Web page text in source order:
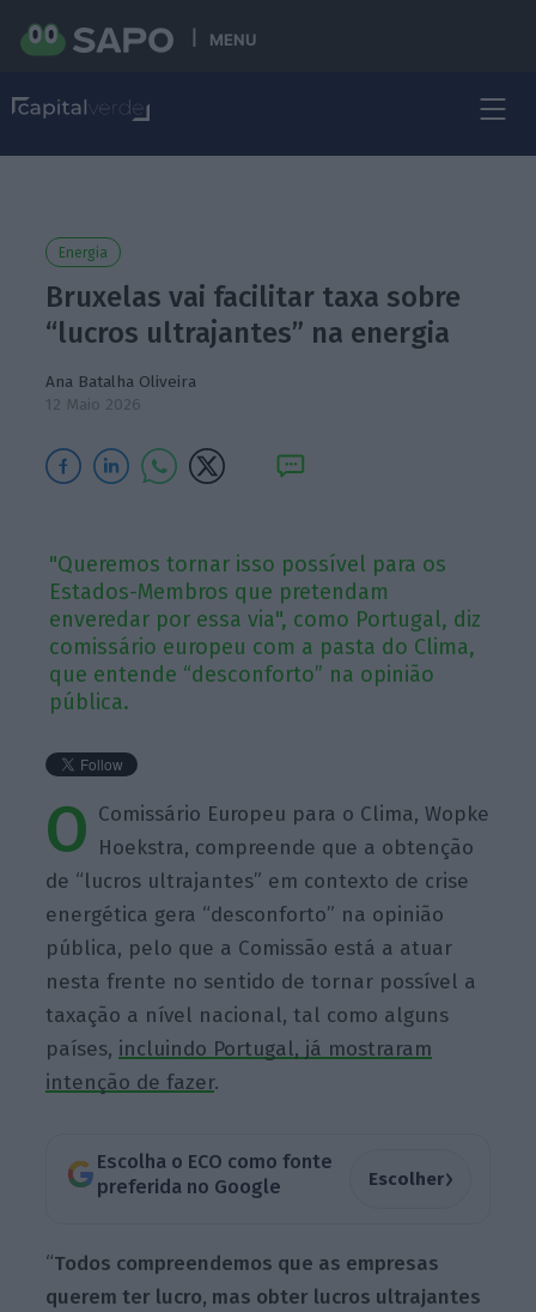
MENU
Energia
Bruxelas vai facilitar taxa sobre
“lucros ultrajantes” na energia
Ana Batalha Oliveira
12 Maio 2026
"Queremos tornar isso possível para os
Estados-Membros que pretendam
enveredar por essa via", como Portugal, diz
comissário europeu com a pasta do Clima,
que entende “desconforto” na opinião
pública.
O Comissário Europeu para o Clima, Wopke
Hoekstra, compreende que a obtenção
de “lucros ultrajantes” em contexto de crise
energética gera “desconforto” na opinião
pública, pelo que a Comissão está a atuar
nesta frente no sentido de tornar possível a
taxação a nível nacional, tal como alguns
países, incluindo Portugal, já mostraram
intenção de fazer.
Escolha o ECO como fonte
preferida no Google
Escolher›
“Todos compreendemos que as empresas
querem ter lucro, mas obter lucros ultrajantes